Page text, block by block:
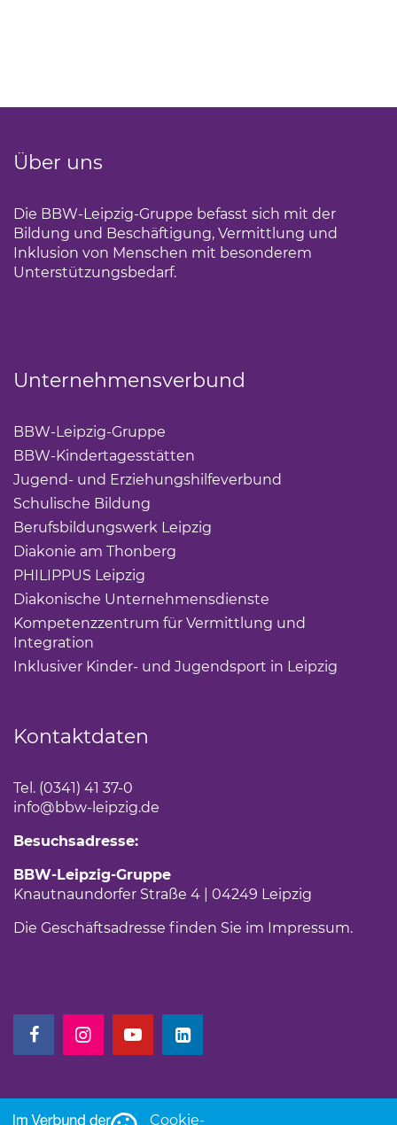
Über uns
Die BBW-Leipzig-Gruppe befasst sich mit der
Bildung und Beschäftigung, Vermittlung und
Inklusion von Menschen mit besonderem
Unterstützungsbedarf.
Unternehmensverbund
BBW-Leipzig-Gruppe
BBW-Kindertagesstätten
Jugend- und Erziehungshilfeverbund
Schulische Bildung
Berufsbildungswerk Leipzig
Diakonie am Thonberg
PHILIPPUS Leipzig
Diakonische Unternehmensdienste
Kompetenzzentrum für Vermittlung und
Integration
Inklusiver Kinder- und Jugendsport in Leipzig
Kontaktdaten
Tel. (0341) 41 37-0
info@bbw-leipzig.de
Besuchsadresse:
BBW-Leipzig-Gruppe
Knautnaundorfer Straße 4 | 04249 Leipzig
Die Geschäftsadresse finden Sie im Impressum.
(Link öffnet einen neuen Tab)
(Link öffnet einen neuen Tab)
(Link öffnet einen neuen Tab)
(Link öffnet einen neuen Tab)
Cookie-